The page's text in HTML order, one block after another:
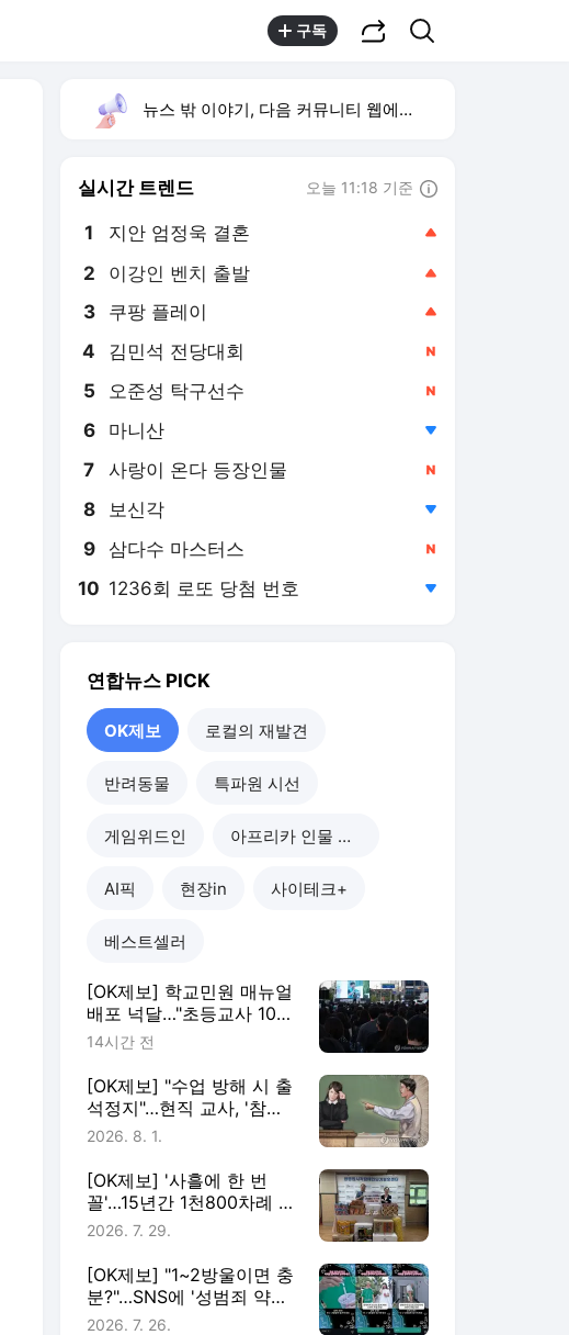
구독
뉴스 밖 이야기, 다음 커뮤니티 웹에서 보기
실시간 트렌드 오늘 11:18 기준
1 지안 엄정욱 결혼
2 이강인 벤치 출발
3 쿠팡 플레이
4 김민석 전당대회
5 오준성 탁구선수
6 마니산
7 사랑이 온다 등장인물
8 보신각
9 삼다수 마스터스
10 1236회 로또 당첨 번호
연합뉴스 PICK
OK제보 로컬의 재발견
반려동물 특파원 시선
게임위드인 아프리카 인물 열전
AI픽 현장in 사이테크+
베스트셀러
[OK제보] 학교민원 매뉴얼
배포 넉달…"초등교사 10명
중 7명 존재 몰라"
14시간 전
[OK제보] "수업 방해 시 출
석정지"…현직 교사, '참교
육법' 국민청원
2026. 8. 1.
[OK제보] '사흘에 한 번
꼴'…15년간 1천800차례 복
지시설 찾은 '나눔왕'
2026. 7. 29.
[OK제보] "1~2방울이면 충
분?"…SNS에 '성범죄 약물'
광고 횡행
2026. 7. 26.